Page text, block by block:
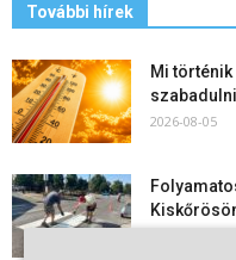
További hírek
Mi történik
2026-08-05